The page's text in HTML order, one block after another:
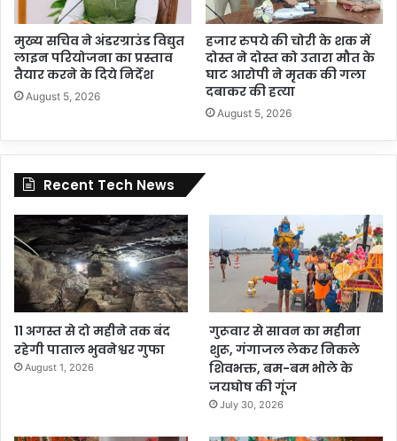
मुख्य सचिव ने अंडरग्राउंड विद्युत
लाइन परियोजना का प्रस्ताव
तैयार करने के दिये निर्देश
August 5, 2026
हजार रुपये की चोरी के शक में
दोस्त ने दोस्त को उतारा मौत के
घाट आरोपी ने मृतक की गला
दबाकर की हत्या
August 5, 2026
Recent Tech News
11 अगस्त से दो महीने तक बंद
रहेगी पाताल भुवनेश्वर गुफा
August 1, 2026
गुरूवार से सावन का महीना
शुरू, गंगाजल लेकर निकले
शिवभक्त, बम-बम भोले के
जयघोष की गूंज
July 30, 2026